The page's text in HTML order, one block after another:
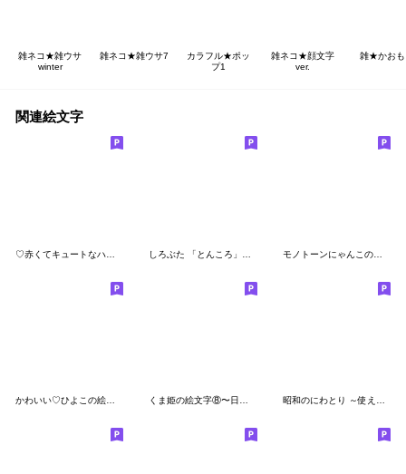
雑ネコ★雑ウサ
winter
雑ネコ★雑ウサ7
カラフル★ポッ
プ1
雑ネコ★顔文字
ver.
雑★かおも
関連絵文字
モノトーンにゃんこの使える絵文字♥
かわいい♡ひよこの絵文字 くま姫の絵文字⑧〜日常編〜 昭和のにわとり ～使えるにわとり～